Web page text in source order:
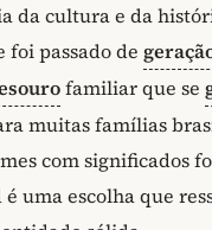
da cultura e da
foi passado de
familiar que se
muitas famílias
com significados
uma escolha que